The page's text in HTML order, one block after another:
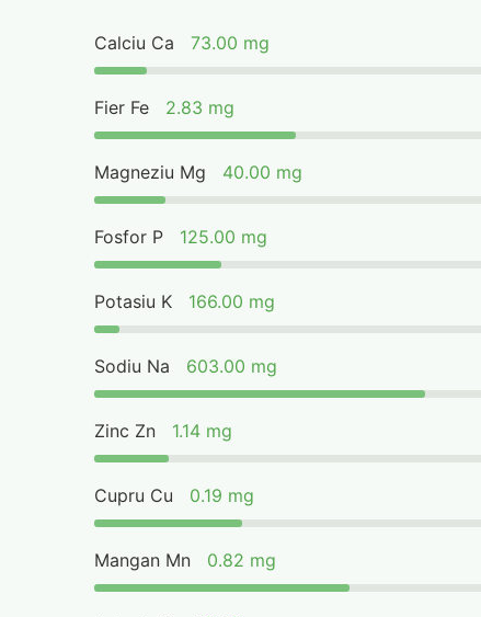
Calciu Ca 73.00 mg
Fier Fe 2.83 mg
Magneziu Mg 40.00 mg
Fosfor P 125.00 mg
Potasiu K 166.00 mg
Sodiu Na 603.00 mg
Zinc Zn 1.14 mg
Cupru Cu 0.19 mg
Mangan Mn 0.82 mg